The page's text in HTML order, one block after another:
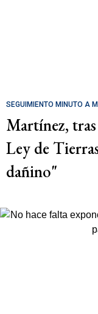
SEGUIMIENTO MINUTO A
Martínez,
Ley de
dañino"